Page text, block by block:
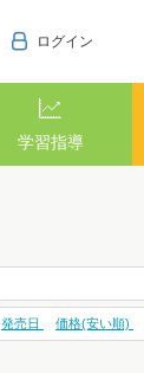
ログイン
学習指導
発売日 価格(安い順)